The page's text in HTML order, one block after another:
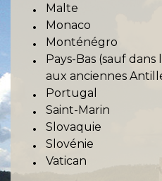
Malte
Monaco
Monténégro
Pays-Bas (sauf
aux anciennes
Portugal
Saint-Marin
Slovaquie
Slovénie
Vatican